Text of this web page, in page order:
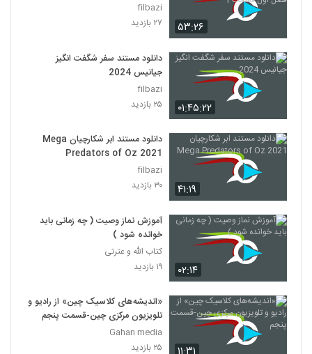
۵۳:۲۶
فصل اول قسمت 1
filbazi
۲۷ بازدید
۰۱:۴۵:۲۲
دانلود مستند سفر شگفت انگیز
جیانیس 2024
filbazi
۲۵ بازدید
۴۱:۱۹
دانلود مستند ابر شکارچیان Mega
Predators of Oz 2021
filbazi
۳۰ بازدید
۰۲:۱۴
آموزش نماز وصیت ( چه زمانی باید
خوانده شود )
کتاب الله و عترتی
۱۹ بازدید
«اندیشه‌های کلاسیک چین» از رادیو و
تلویزیون مرکزی چین-قسمت پنجم
Gahan media
۲۵ بازدید